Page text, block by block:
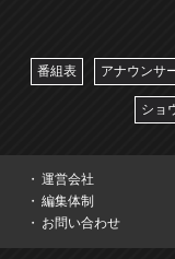
番組表 アナウンサ
ショ
運営会社
編集体制
お問い合わせ